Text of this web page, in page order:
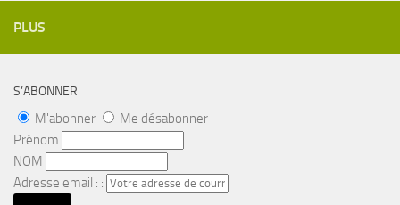
PLUS
S’ABONNER
M'abonner
Me désabonner
Prénom
NOM
Adresse email : :